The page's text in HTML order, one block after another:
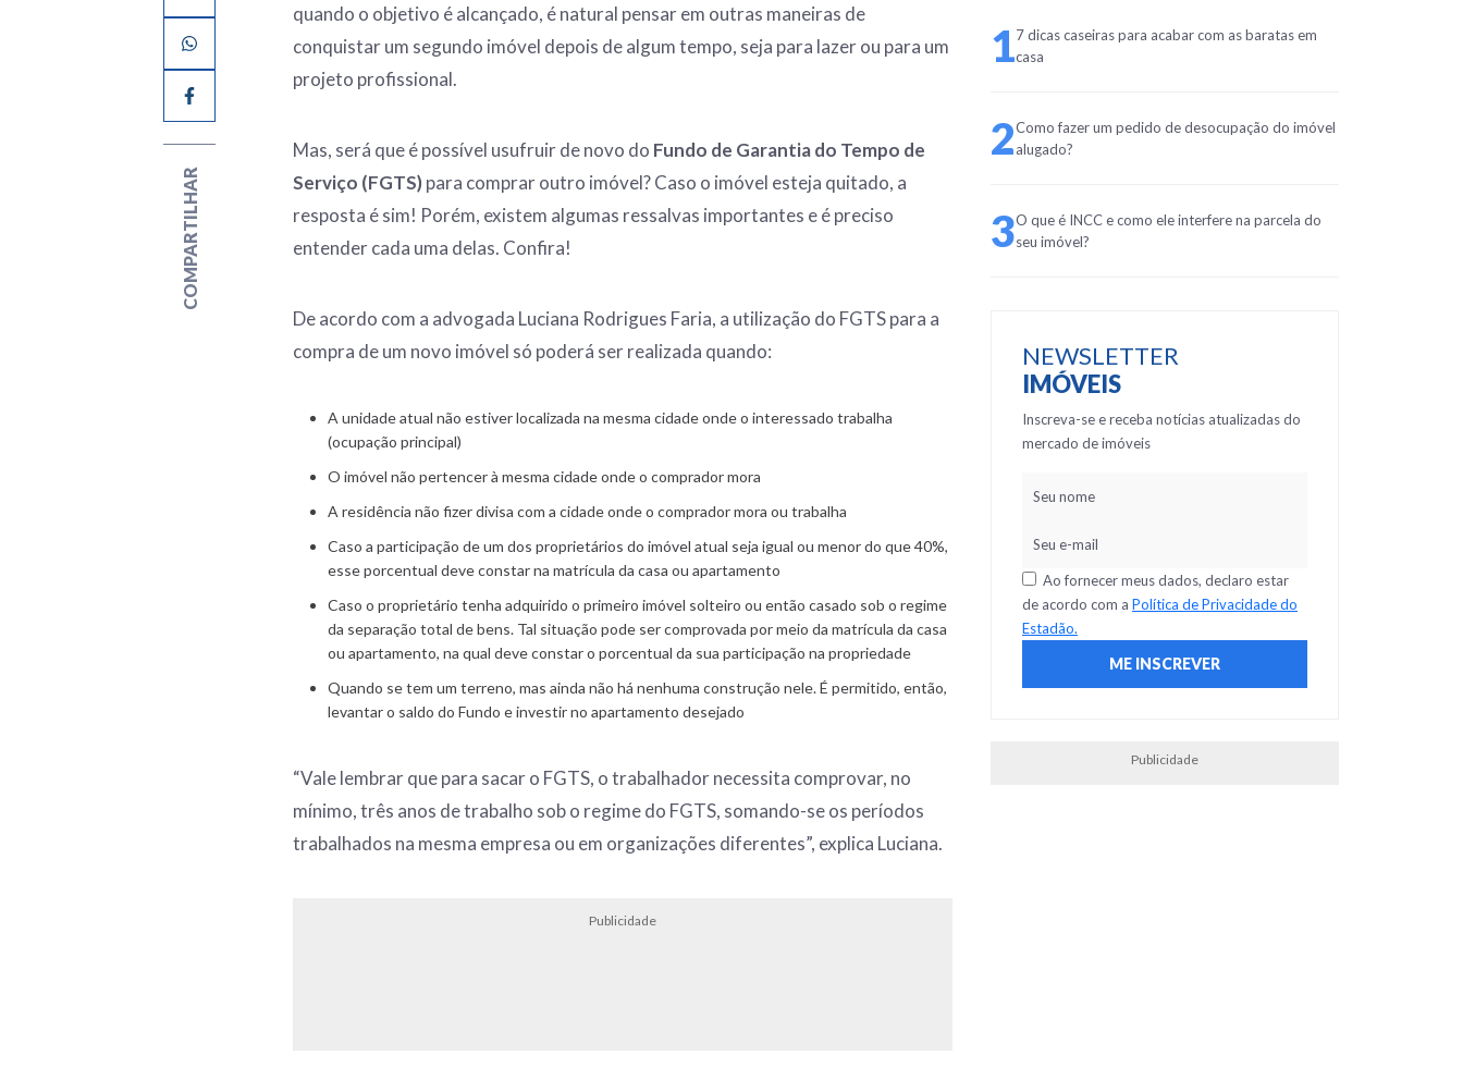
COMPARTILHAR
quando o objetivo é alcançado, é natural pensar em outras maneiras de
conquistar um segundo imóvel depois de algum tempo, seja para lazer ou para um
projeto profissional.
Mas, será que é possível usufruir de novo do Fundo de Garantia do Tempo de
Serviço (FGTS)para comprar outro imóvel? Caso o imóvel esteja quitado, a
resposta é sim! Porém, existem algumas ressalvas importantes e é preciso
entender cada uma delas. Confira!
De acordo com a advogada Luciana Rodrigues Faria, a utilização do FGTS para a
compra de um novo imóvel só poderá ser realizada quando:
A unidade atual não estiver localizada na mesma cidade onde o interessado trabalha
(ocupação principal)
O imóvel não pertencer à mesma cidade onde o comprador mora
A residência não fizer divisa com a cidade onde o comprador mora ou trabalha
Caso a participação de um dos proprietários do imóvel atual seja igual ou menor do que 40%,
esse porcentual deve constar na matrícula da casa ou apartamento
Caso o proprietário tenha adquirido o primeiro imóvel solteiro ou então casado sob o regime
da separação total de bens. Tal situação pode ser comprovada por meio da matrícula da casa
ou apartamento, na qual deve constar o porcentual da sua participação na propriedade
Quando se tem um terreno, mas ainda não há nenhuma construção nele. É permitido, então,
levantar o saldo do Fundo e investir no apartamento desejado
“Vale lembrar que para sacar o FGTS, o trabalhador necessita comprovar, no
mínimo, três anos de trabalho sob o regime do FGTS, somando-se os períodos
trabalhados na mesma empresa ou em organizações diferentes”, explica Luciana.
Publicidade
17 dicas caseiras para acabar com as baratas em
casa
2Como fazer um pedido de desocupação do imóvel
alugado?
3O que é INCC e como ele interfere na parcela do
seu imóvel?
NEWSLETTER
IMÓVEIS
Inscreva-se e receba notícias atualizadas do
mercado de imóveis
Ao fornecer meus dados, declaro estar
de acordo com a Política de Privacidade do
Estadão.
Publicidade